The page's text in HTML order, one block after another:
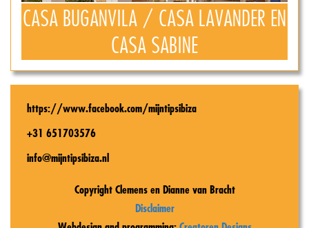
CASA BUGANVILA / CASA LAVANDER EN
CASA SABINE
https://www.facebook.com/mijntipsibiza
+31 651703576
info@mijntipsibiza.nl
Copyright Clemens en Dianne van Bracht
Disclaimer